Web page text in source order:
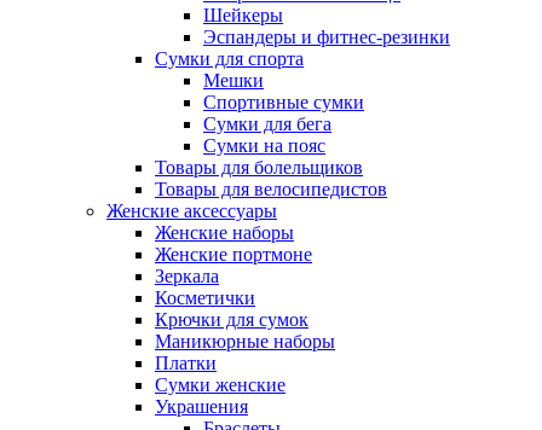
Шейкеры
Эспандеры и фитнес-резинки
Сумки для спорта
Мешки
Спортивные сумки
Сумки для бега
Сумки на пояс
Товары для болельщиков
Товары для велосипедистов
Женские аксессуары
Женские наборы
Женские портмоне
Зеркала
Косметички
Крючки для сумок
Маникюрные наборы
Платки
Сумки женские
Украшения